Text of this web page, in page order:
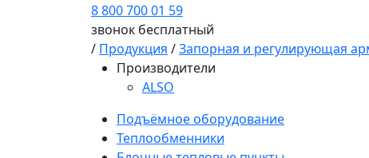
8 800 700 01 59
звонок бесплатный
/ Продукция /Запорная и регулирующая
Производители
ALSO
Подъёмное оборудование
Теплообменники